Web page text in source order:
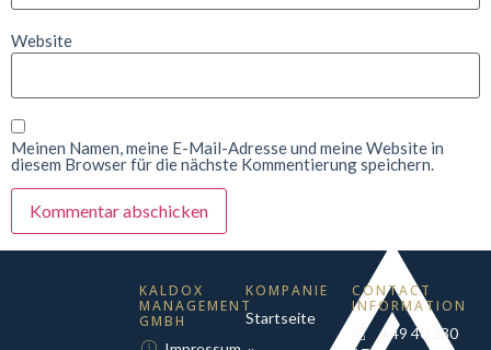
Website
Meinen Namen, meine E-Mail-Adresse und meine Website in
diesem Browser für die nächste Kommentierung speichern.
KALDOX
MANAGEMENT
GMBH
KOMPANIE
Startseite
CONTACT
INFORMATION
+49 40 230